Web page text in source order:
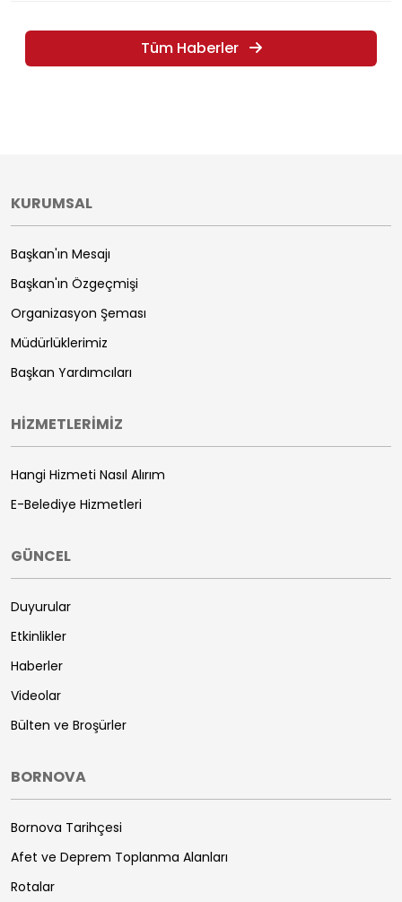
Tüm Haberler
KURUMSAL
Başkan'ın Mesajı
Başkan'ın Özgeçmişi
Organizasyon Şeması
Müdürlüklerimiz
Başkan Yardımcıları
HİZMETLERİMİZ
Hangi Hizmeti Nasıl Alırım
E-Belediye Hizmetleri
GÜNCEL
Duyurular
Etkinlikler
Haberler
Videolar
Bülten ve Broşürler
BORNOVA
Bornova Tarihçesi
Afet ve Deprem Toplanma Alanları
Rotalar